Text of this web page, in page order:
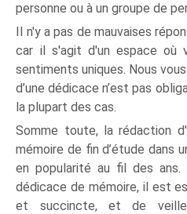
personne ou à un groupe de
Il n'y a pas de mauvaises
car il s'agit d'un espace où
sentiments uniques. Nous
d’une dédicace n’est pas
la plupart des cas.
Somme toute, la rédaction
mémoire de fin d’étude dans
en popularité au fil des ans.
dédicace de mémoire, il est
et succincte, et de